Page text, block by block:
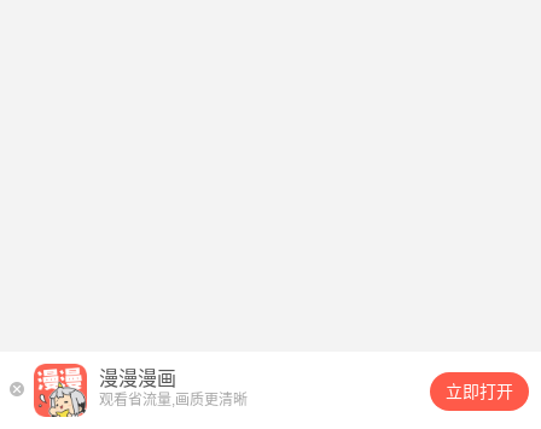
漫漫漫画
观看省流量,画质更清晰 立即打开